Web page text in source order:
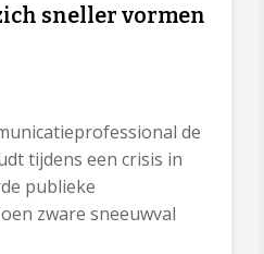
sneller vormen
de
tijdens een crisis in
publieke
zware sneeuwval